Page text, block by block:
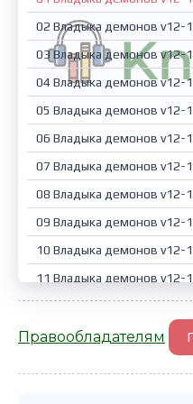
02 Владыка демонов v12-1
03 Владыка демонов v12-1
04 Владыка демонов v12-1
05 Владыка демонов v12-1
06 Владыка демонов v12-1
07 Владыка демонов v12-1
08 Владыка демонов v12-1
09 Владыка демонов v12-1
10 Владыка демонов v12-
11 Владыка демонов v12-
12 Владыка демонов v12-
13 Владыка демонов v12-1
Правообладателям